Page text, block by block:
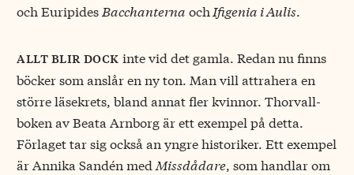
och Euripides Bacchanterna och Ifigenia i Aulis.
allt blir dock inte vid det gamla. Redan nu finns
böcker som anslår en ny ton. Man vill attrahera en
större läsekrets, bland annat fler kvinnor. Thorvall-
boken av Beata Arnborg är ett exempel på detta.
Förlaget tar sig också an yngre historiker. Ett exempel
är Annika Sandén medMissdådare, som handlar om